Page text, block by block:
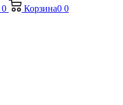
0 Корзина0 0